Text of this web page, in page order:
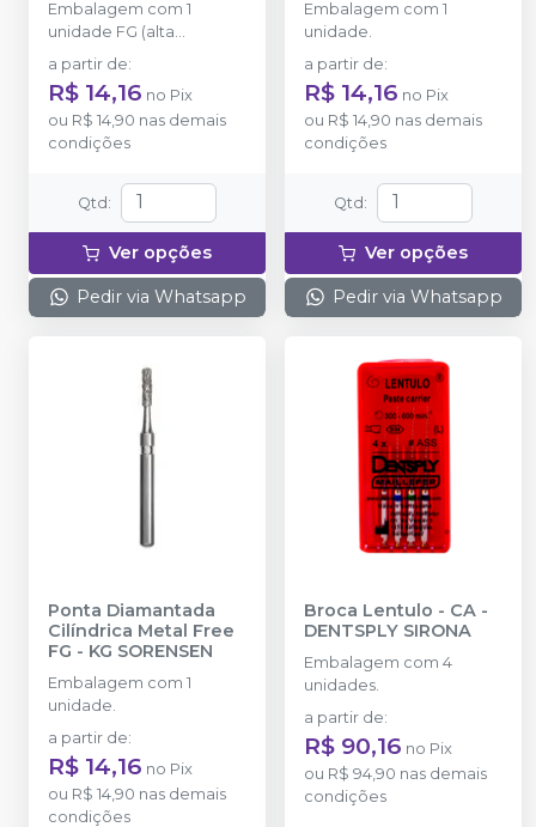
Embalagem com 1
unidade FG (alta
rotação).
a partir de:
R$ 14,16 no Pix
ou R$ 14,90 nas demais
condições
Qtd :
Ver opções
Pedir via Whatsapp
Embalagem com 1
unidade.
a partir de:
R$ 14,16 no Pix
ou R$ 14,90 nas demais
condições
Qtd :
Ver opções
Pedir via Whatsapp
Ponta Diamantada
Cilíndrica Metal Free
FG - KG SORENSEN
Embalagem com 1
unidade.
a partir de:
R$ 14,16 no Pix
ou R$ 14,90 nas demais
condições
Broca Lentulo - CA -
DENTSPLY SIRONA
Embalagem com 4
unidades.
a partir de:
R$ 90,16 no Pix
ou R$ 94,90 nas demais
condições